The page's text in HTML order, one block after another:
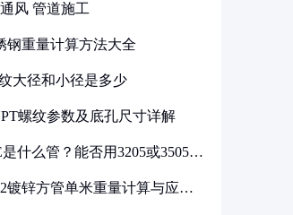
风 管道施工
钢重量计算方法大全
大径和小径是多少
螺纹参数及底孔尺寸详解
是什么管？能否用3205或3505代
镀锌方管单米重量计算与应用